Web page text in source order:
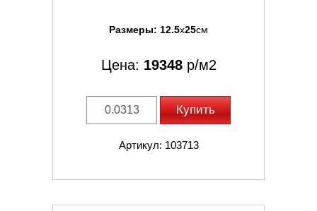
Размеры: 12.5x25см
Цена: 19348р/м2
Купить
Артикул: 103713